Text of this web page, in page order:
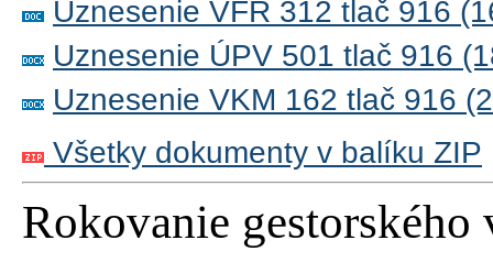
Uznesenie VFR 312 tlač 916
Uznesenie ÚPV 501 tlač 916
Uznesenie VKM 162 tlač 916
Všetky dokumenty v balíku ZIP
Rokovanie gestorského